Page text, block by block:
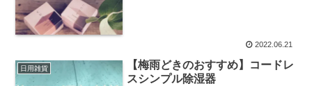
2022.06.21
日用雑貨
【梅雨どきのおすすめ】コードレ
スシンプル除湿器